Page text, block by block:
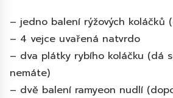
– jedno balení rýžových koláčků
– 4 vejce uvařená natvrdo
– dva plátky rybího koláčku (dá
nemáte)
– dvě balení ramyeon nudlí